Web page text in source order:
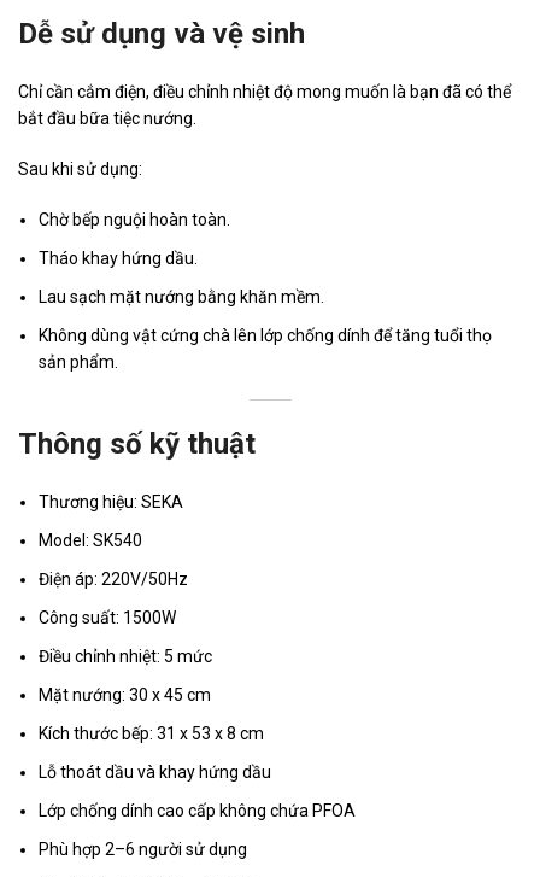
Dễ sử dụng và vệ sinh
Chỉ cần cắm điện, điều chỉnh nhiệt độ mong muốn là bạn đã có thể
bắt đầu bữa tiệc nướng.
Sau khi sử dụng:
Chờ bếp nguội hoàn toàn.
Tháo khay hứng dầu.
Lau sạch mặt nướng bằng khăn mềm.
Không dùng vật cứng chà lên lớp chống dính để tăng tuổi thọ
sản phẩm.
Thông số kỹ thuật
Thương hiệu: SEKA
Model: SK540
Điện áp: 220V/50Hz
Công suất: 1500W
Điều chỉnh nhiệt: 5 mức
Mặt nướng: 30 x 45 cm
Kích thước bếp: 31 x 53 x 8 cm
Lỗ thoát dầu và khay hứng dầu
Lớp chống dính cao cấp không chứa PFOA
Phù hợp 2–6 người sử dụng